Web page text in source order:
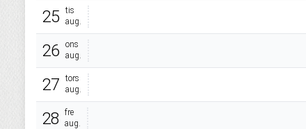
25
tis
aug.
26
ons
aug.
27
tors
aug.
28
fre
aug.